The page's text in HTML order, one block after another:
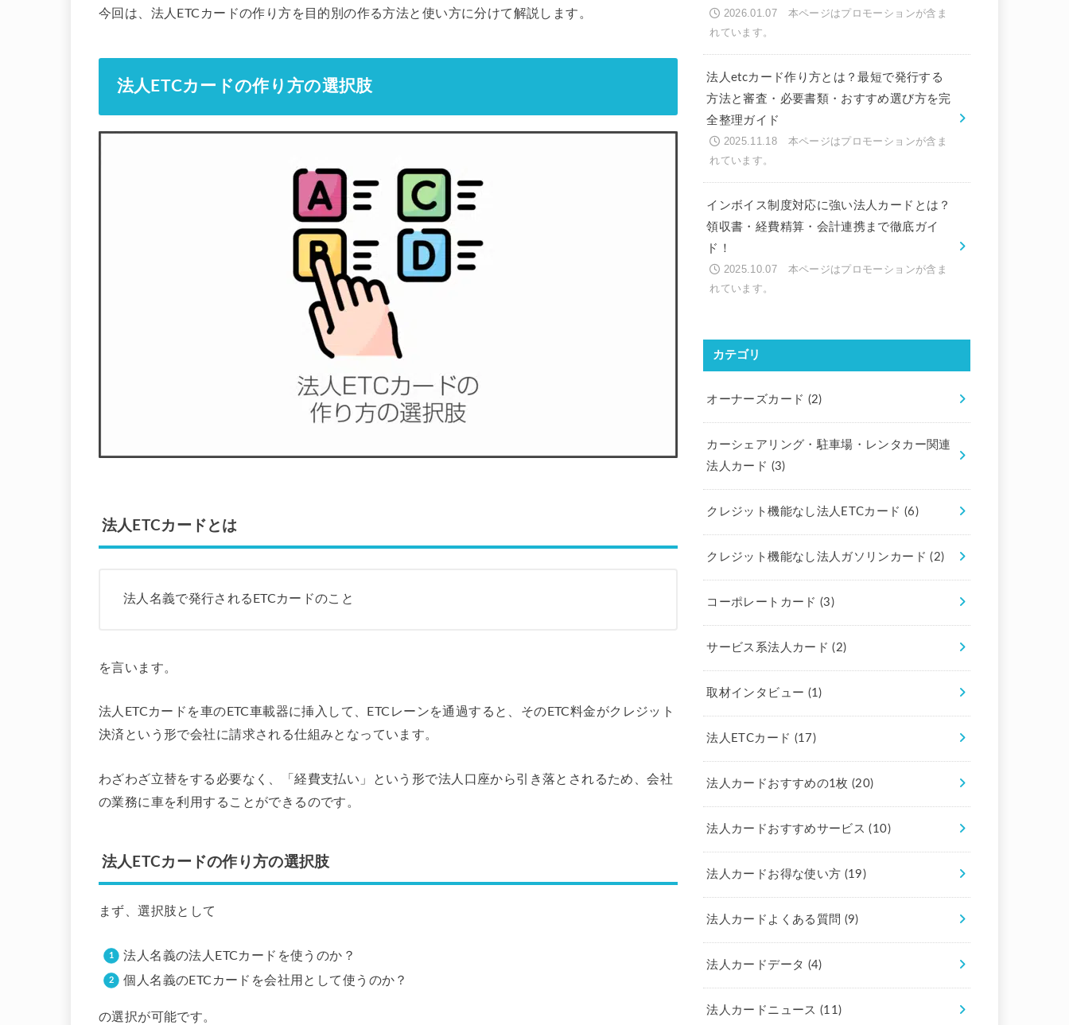
今回は、法人ETCカードの作り方を目的別の作る方法と使い方に分けて解説します。
法人ETCカードの作り方の選択肢
法人ETCカードとは
法人名義で発行されるETCカードのこと
を言います。
法人ETCカードを車のETC車載器に挿入して、ETCレーンを通過すると、そのETC料金がクレジット
決済という形で会社に請求される仕組みとなっています。
わざわざ立替をする必要なく、「経費支払い」という形で法人口座から引き落とされるため、会社
の業務に車を利用することができるのです。
法人ETCカードの作り方の選択肢
まず、選択肢として
法人名義の法人ETCカードを使うのか？
個人名義のETCカードを会社用として使うのか？
の選択が可能です。
2026.01.07
法人etcカード作り方とは？最短で発行する
方法と審査・必要書類・おすすめ選び方を完
全整理ガイド
2025.11.18
インボイス制度対応に強い法人カードとは？
領収書・経費精算・会計連携まで徹底ガイ
ド！
2025.10.07
カテゴリ
オーナーズカード (2)
カーシェアリング・駐車場・レンタカー関連
法人カード (3)
クレジット機能なし法人ETCカード (6)
クレジット機能なし法人ガソリンカード(2)
コーポレートカード (3)
サービス系法人カード(2)
取材インタビュー (1)
法人ETCカード (17)
法人カードおすすめの1枚(20)
法人カードおすすめサービス(10)
法人カードお得な使い方 (19)
法人カードよくある質問 (9)
法人カードデータ (4)
法人カードニュース (11)